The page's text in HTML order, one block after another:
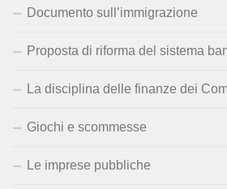
Documento sull’immigrazione
Proposta di riforma del sistema
La disciplina delle finanze dei
Giochi e scommesse
Le imprese pubbliche